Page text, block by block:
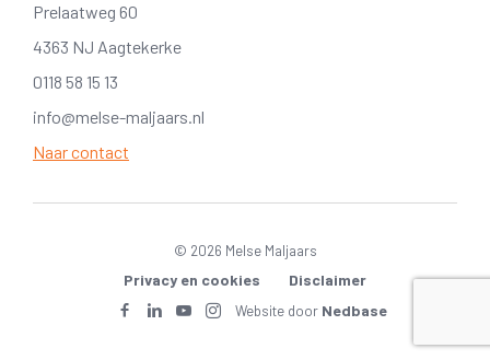
Prelaatweg 60
4363 NJ Aagtekerke
0118 58 15 13
info@melse-maljaars.nl
Naar contact
© 2026 Melse Maljaars
Privacy en cookies Disclaimer
Website door Nedbase